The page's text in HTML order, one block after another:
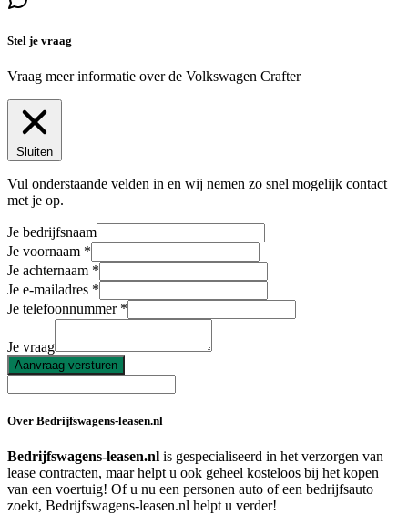
Stel je vraag
Vraag meer informatie over de Volkswagen Crafter
Sluiten
Vul onderstaande velden in en wij nemen zo snel mogelijk contact
met je op.
Je bedrijfsnaam
Je voornaam
Je achternaam
Je e-mailadres
Je telefoonnummer
Je vraag
Aanvraag versturen
Over Bedrijfswagens-leasen.nl
Bedrijfswagens-leasen.nl is gespecialiseerd in het verzorgen van
lease contracten, maar helpt u ook geheel kosteloos bij het kopen
van een voertuig! Of u nu een personen auto of een bedrijfsauto
zoekt, Bedrijfswagens-leasen.nl helpt u verder!